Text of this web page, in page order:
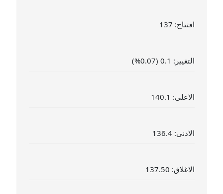
افتتاح: 137
التغيير: 0.1 (0.07%)
الاعلى: 140.1
الادنى: 136.4
الاغلاق: 137.50